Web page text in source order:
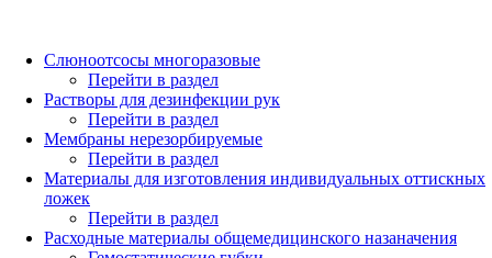
Слюноотсосы многоразовые
Перейти в раздел
Растворы для дезинфекции рук
Перейти в раздел
Мембраны нерезорбируемые
Перейти в раздел
Материалы для изготовления индивидуальных оттискных
ложек
Перейти в раздел
Расходные материалы общемедицинского назаначения